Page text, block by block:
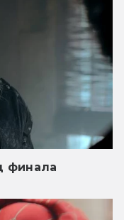
финала